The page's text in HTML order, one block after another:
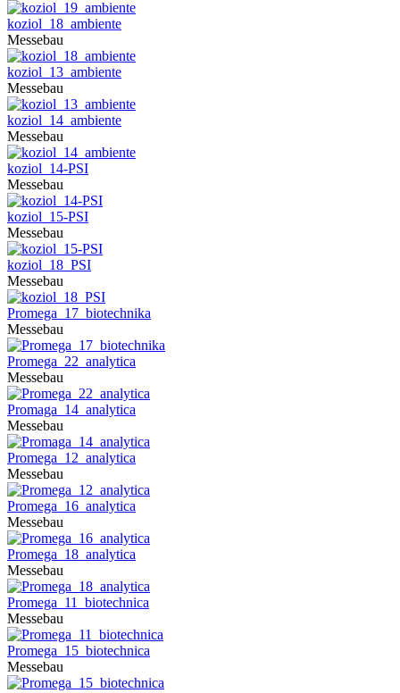
koziol_18_ambiente
Messebau
koziol_13_ambiente
Messebau
koziol_14_ambiente
Messebau
koziol_14-PSI
Messebau
koziol_15-PSI
Messebau
koziol_18_PSI
Messebau
Promega_17_biotechnika
Messebau
Promega_22_analytica
Messebau
Promaga_14_analytica
Messebau
Promega_12_analytica
Messebau
Promega_16_analytica
Messebau
Promega_18_analytica
Messebau
Promega_11_biotechnica
Messebau
Promega_15_biotechnica
Messebau